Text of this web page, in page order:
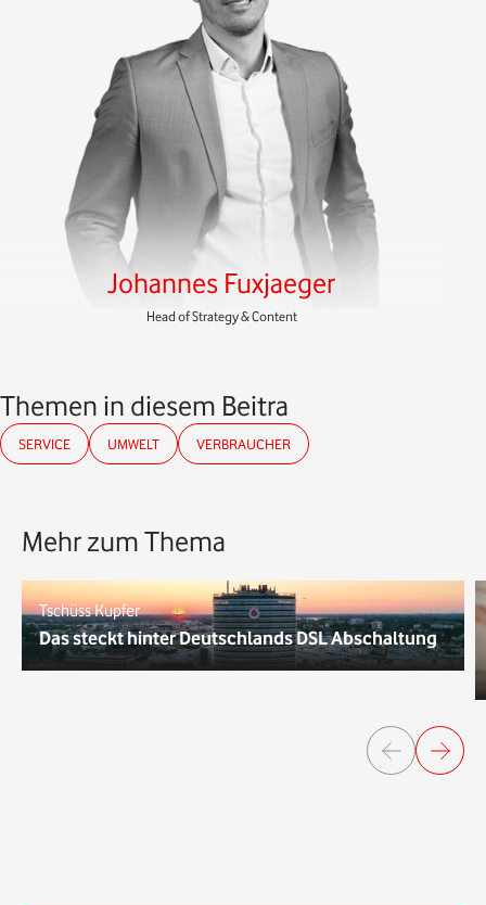
Johannes Fuxjaeger
Head of Strategy & Content
Themen in diesem Beitrag
SERVICE UMWELT VERBRAUCHER
Mehr zum Thema
Tschüss Kupfer
Das steckt hinter Deutschlands DSL Abschaltung